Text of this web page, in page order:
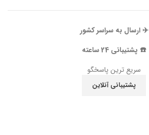
✈️ ارسال به سراسر کشور
☎️ پشتیبانی 24 ساعته
سریع ترین پاسخگو
پشتیبانی آنلاین